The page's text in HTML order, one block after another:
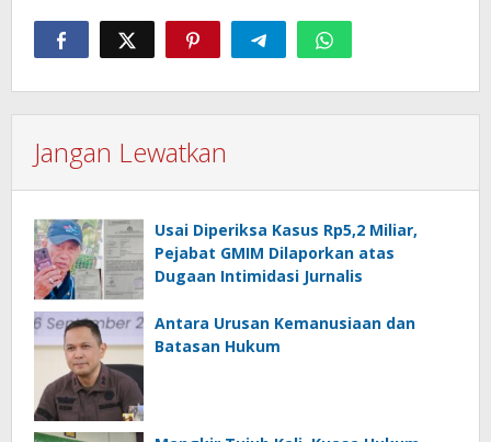
Jangan Lewatkan
Usai Diperiksa Kasus Rp5,2 Miliar,
Pejabat GMIM Dilaporkan atas
Dugaan Intimidasi Jurnalis
Antara Urusan Kemanusiaan dan
Batasan Hukum